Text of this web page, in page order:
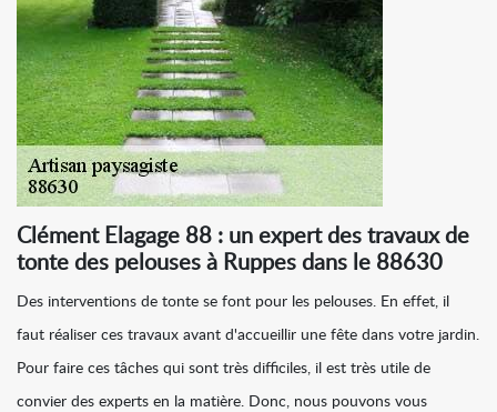
Clément Elagage 88 : un expert des travaux de
tonte des pelouses à Ruppes dans le 88630
Des interventions de tonte se font pour les pelouses. En effet, il
faut réaliser ces travaux avant d'accueillir une fête dans votre jardin.
Pour faire ces tâches qui sont très difficiles, il est très utile de
convier des experts en la matière. Donc, nous pouvons vous